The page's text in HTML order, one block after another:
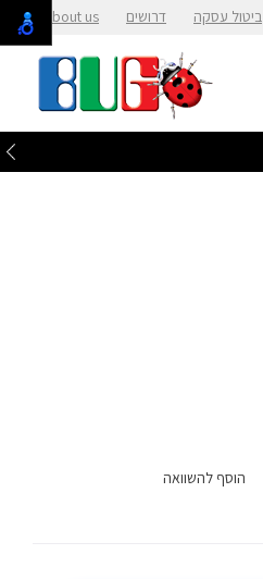
ביטול עסקה דרושים About us
הוסף להשוואה